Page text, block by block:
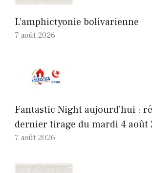
L’amphictyonie bolivarienne
7 août 2026
Fantastic Night aujourd’hui :
dernier tirage du mardi 4 août
7 août 2026